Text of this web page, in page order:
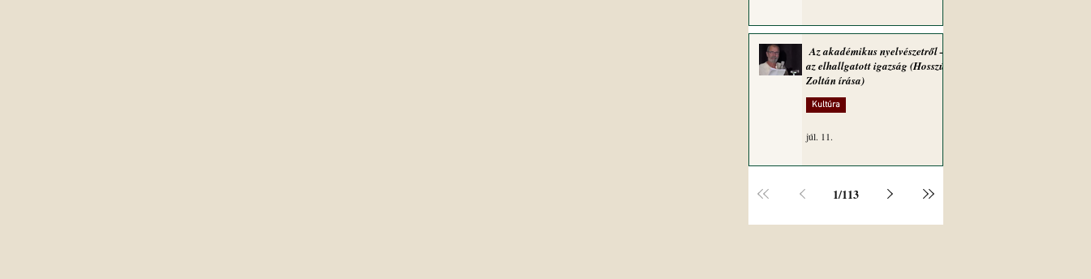
Az akadémikus nyelvészetről –
az elhallgatott igazság (Hosszú
Zoltán írása)
Kultúra
júl. 11.
1/113